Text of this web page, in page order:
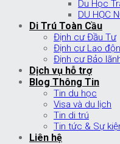
Du Học
DU HỌC
Di Trú Toàn Cầu
Định cư Đầu Tư
Định cư Lao
Định cư Bảo
Dịch vụ hỗ trợ
Blog Thông Tin
Tin du học
Visa và du lịch
Tin di trú
Tin tức & Sự
Liên hệ